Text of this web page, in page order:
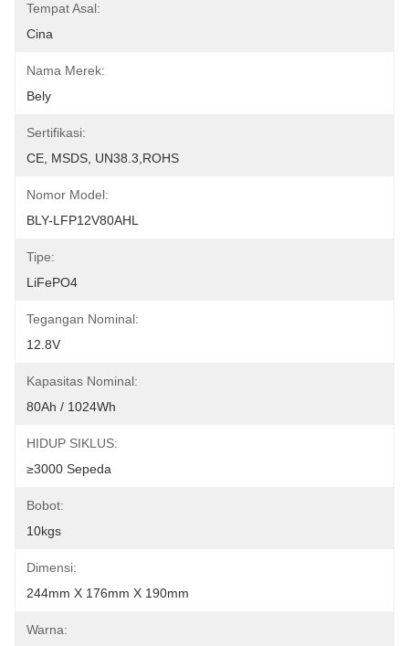
Tempat Asal:
Cina
Nama Merek:
Bely
Sertifikasi:
CE, MSDS, UN38.3,ROHS
Nomor Model:
BLY-LFP12V80AHL
Tipe:
LiFePO4
Tegangan Nominal:
12.8V
Kapasitas Nominal:
80Ah / 1024Wh
HIDUP SIKLUS:
≥3000 Sepeda
Bobot:
10kgs
Dimensi:
244mm X 176mm X 190mm
Warna: